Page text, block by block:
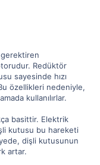
Redüktör
sayesinde hızı
özellikleri nedeniyle,
kullanılırlar.
basittir. Elektrik
kutusu bu hareketi
dişli kutusunun
artar.